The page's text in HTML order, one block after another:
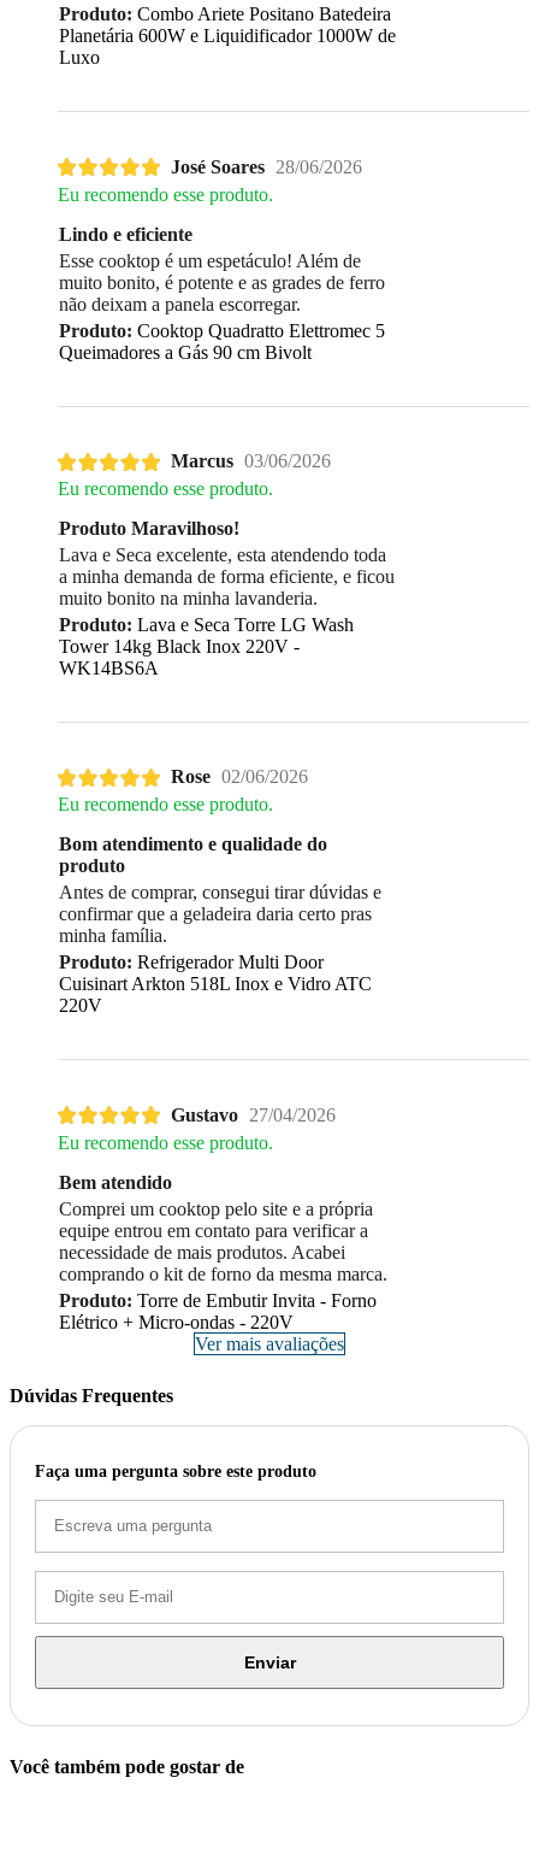
Produto: Combo Ariete Positano Batedeira
Planetária 600W e Liquidificador 1000W de
Luxo
José Soares 28/06/2026
Eu recomendo esse produto.
Lindo e eficiente
Esse cooktop é um espetáculo! Além de
muito bonito, é potente e as grades de ferro
não deixam a panela escorregar.
Produto: Cooktop Quadratto Elettromec 5
Queimadores a Gás 90 cm Bivolt
Marcus 03/06/2026
Eu recomendo esse produto.
Produto Maravilhoso!
Lava e Seca excelente, esta atendendo toda
a minha demanda de forma eficiente, e ficou
muito bonito na minha lavanderia.
Produto: Lava e Seca Torre LG Wash
Tower 14kg Black Inox 220V -
WK14BS6A
Rose 02/06/2026
Eu recomendo esse produto.
Bom atendimento e qualidade do
produto
Antes de comprar, consegui tirar dúvidas e
confirmar que a geladeira daria certo pras
minha família.
Produto: Refrigerador Multi Door
Cuisinart Arkton 518L Inox e Vidro ATC
220V
Gustavo 27/04/2026
Eu recomendo esse produto.
Bem atendido
Comprei um cooktop pelo site e a própria
equipe entrou em contato para verificar a
necessidade de mais produtos. Acabei
comprando o kit de forno da mesma marca.
Produto: Torre de Embutir Invita - Forno
Elétrico + Micro-ondas - 220V
Ver mais avaliações
Dúvidas Frequentes
Faça uma pergunta sobre este produto
Enviar
Você também pode gostar de